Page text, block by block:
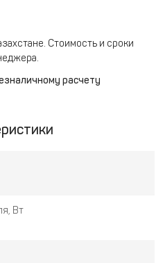
Стоимость и сроки
расчету
Вт